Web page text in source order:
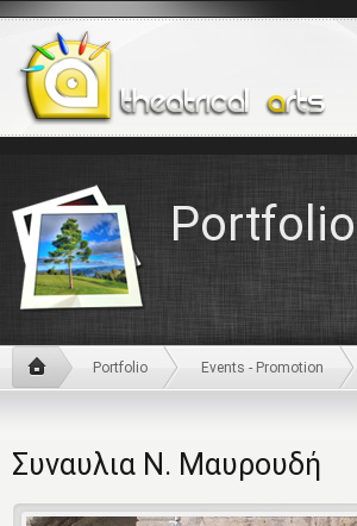
Portfolio
Portfolio Events - Promotion
Συναυλια Ν. Μαυρουδή